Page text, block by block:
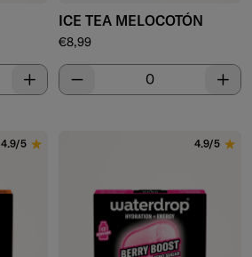
Aumentar
ICE TEA MELOCOTÓN
Precio de venta
€8,99
Disminuir
4.9/5 4.9/5